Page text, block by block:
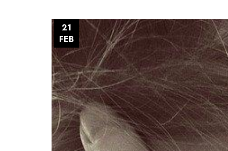
21
FEB